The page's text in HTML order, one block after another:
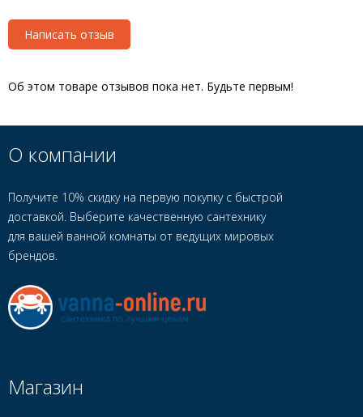
Написать отзыв
Об этом товаре отзывов пока нет. Будьте первым!
О компании
Получите 10% скидку на первую покупку с быстрой
доставкой. Выберите качественную сантехнику
для вашей ванной комнаты от ведущих мировых
брендов.
Магазин